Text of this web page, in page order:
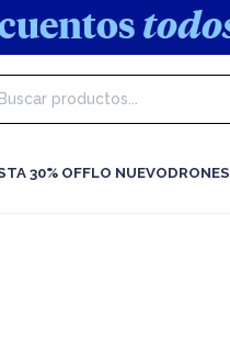
30% OFFLO NUEVODRONES